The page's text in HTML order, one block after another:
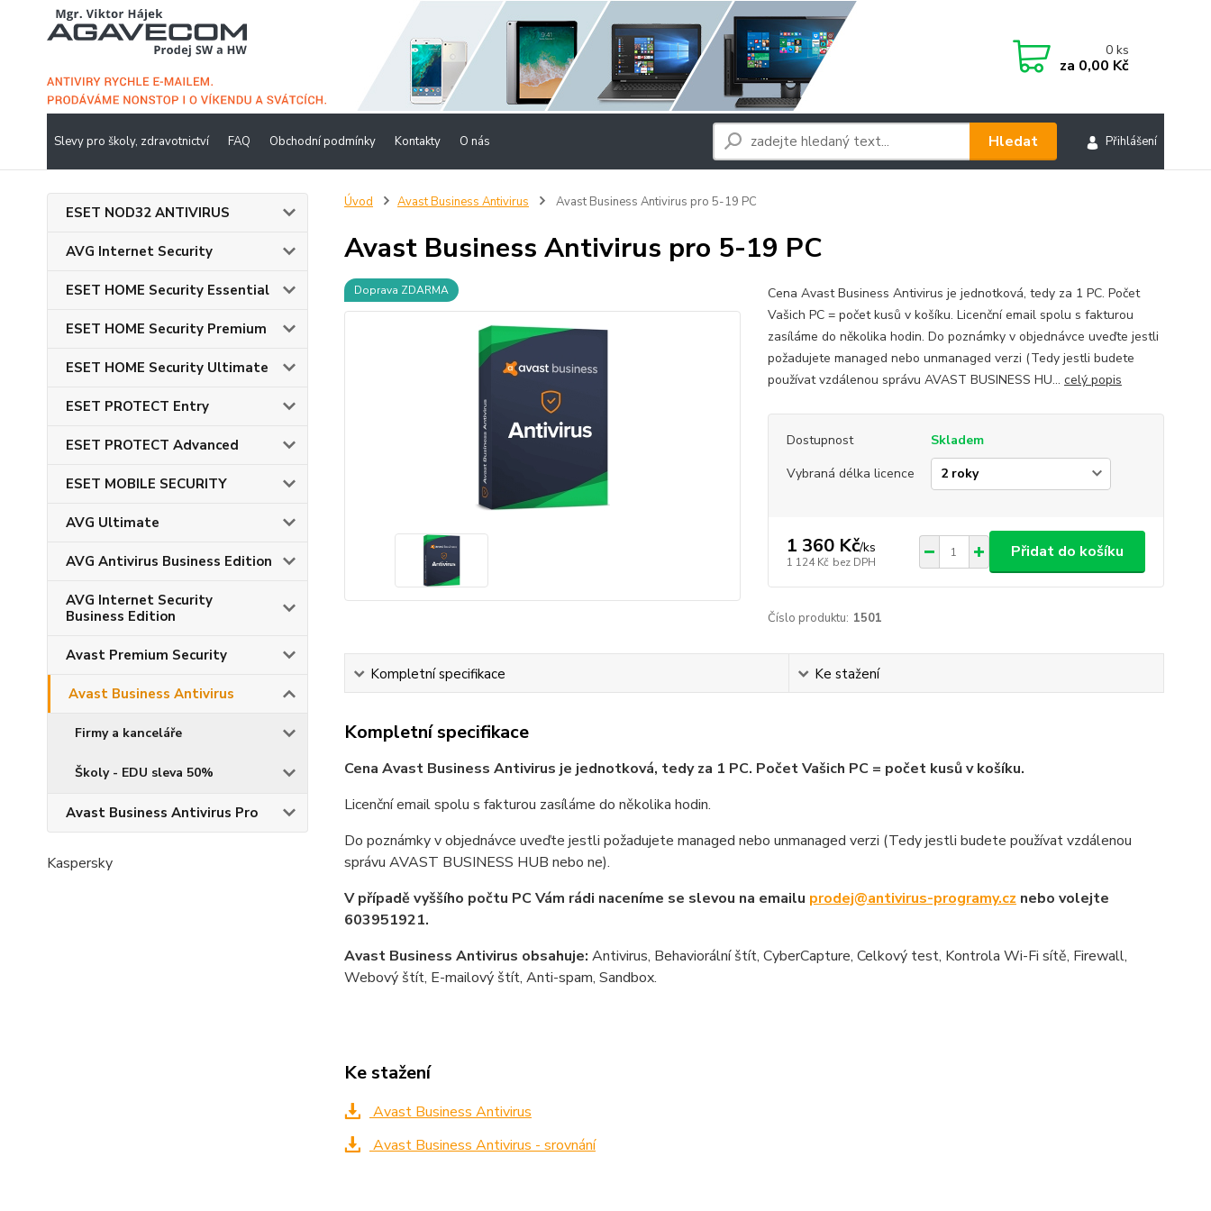
Slevy pro školy, zdravotnictví FAQ Obchodní podmínky Kontakty O nás Přihlášení
Hledat
0ks
za 0,00 Kč
ESET NOD32 ANTIVIRUS
AVG Internet Security
ESET HOME Security Essential
ESET HOME Security Premium
ESET HOME Security Ultimate
ESET PROTECT Entry
ESET PROTECT Advanced
ESET MOBILE SECURITY
AVG Ultimate
AVG Antivirus Business Edition
AVG Internet Security
Business Edition
Avast Premium Security
Avast Business Antivirus
Firmy a kanceláře
Školy - EDU sleva 50%
Avast Business Antivirus Pro
Kaspersky
Úvod Avast Business Antivirus Avast Business Antivirus pro 5-19 PC
Avast Business Antivirus pro 5-19 PC
Doprava ZDARMA
Cena Avast Business Antivirus je jednotková, tedy za 1 PC. Počet
Vašich PC = počet kusů v košíku. Licenční email spolu s fakturou
zasíláme do několika hodin. Do poznámky v objednávce uveďte jestli
požadujete managed nebo unmanaged verzi (Tedy jestli budete
používat vzdálenou správu AVAST BUSINESS HU... celý popis
Dostupnost
Skladem
Vybraná délka licence
1 360 Kč/ks
1 124 Kč bez DPH
Přidat do košíku
Číslo produktu: 1501
Kompletní specifikace Ke stažení
Kompletní specifikace
Cena Avast Business Antivirus je jednotková, tedy za 1 PC. Počet Vašich PC = počet kusů v košíku.
Licenční email spolu s fakturou zasíláme do několika hodin.
Do poznámky v objednávce uveďte jestli požadujete managed nebo unmanaged verzi (Tedy jestli budete používat vzdálenou
správu AVAST BUSINESS HUB nebo ne).
V případě vyššího počtu PC Vám rádi naceníme se slevou na emailu prodej@antivirus-programy.cz nebo volejte
603951921.
Avast Business Antivirus obsahuje: Antivirus, Behaviorální štít, CyberCapture, Celkový test, Kontrola Wi-Fi sítě, Firewall,
Webový štít, E-mailový štít, Anti-spam, Sandbox.
Ke stažení
Avast Business Antivirus
Avast Business Antivirus - srovnání